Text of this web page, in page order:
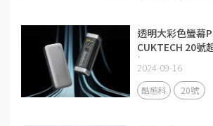
透明大彩色螢幕
CUKTECH 20號
場
2024-09-16
酷態科 20號